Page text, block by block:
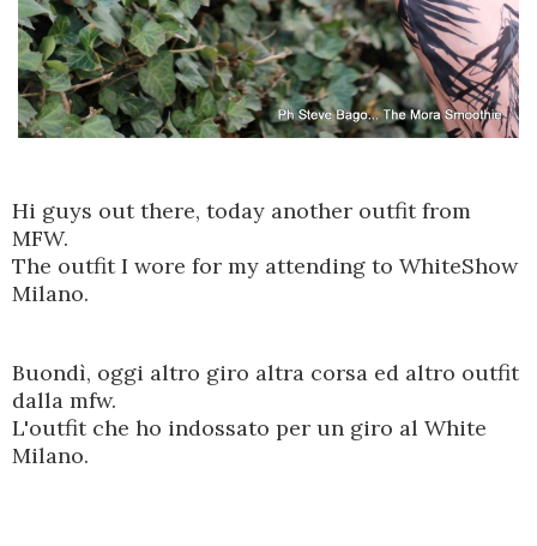
Hi guys out there, today another outfit from
MFW.
The outfit I wore for my attending to WhiteShow
Milano.
Buondì, oggi altro giro altra corsa ed altro outfit
dalla mfw.
L'outfit che ho indossato per un giro al White
Milano.